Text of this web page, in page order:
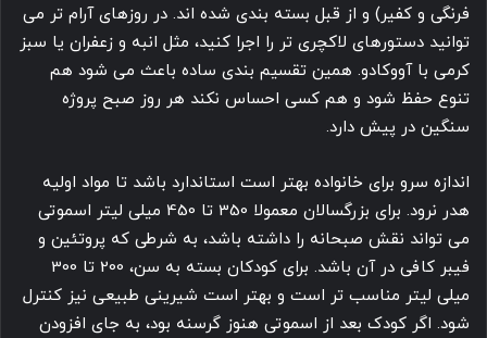
فرنگی و کفیر) و از قبل بسته بندی شده اند. در روزهای آرام تر می
توانید دستورهای لاکچری تر را اجرا کنید، مثل انبه و زعفران یا سبز
کرمی با آووکادو. همین تقسیم بندی ساده باعث می شود هم
تنوع حفظ شود و هم کسی احساس نکند هر روز صبح پروژه
سنگین در پیش دارد.
اندازه سرو برای خانواده بهتر است استاندارد باشد تا مواد اولیه
هدر نرود. برای بزرگسالان معمولا 350 تا 450 میلی لیتر اسموتی
می تواند نقش صبحانه را داشته باشد، به شرطی که پروتئین و
فیبر کافی در آن باشد. برای کودکان بسته به سن، 200 تا 300
میلی لیتر مناسب تر است و بهتر است شیرینی طبیعی نیز کنترل
شود. اگر کودک بعد از اسموتی هنوز گرسنه بود، به جای افزودن